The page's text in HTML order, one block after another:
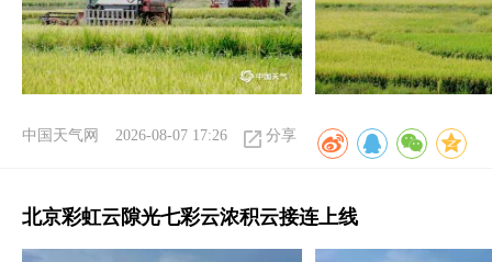
中国天气网 2026-08-07 17:26 分享
北京彩虹云隙光七彩云浓积云接连上线